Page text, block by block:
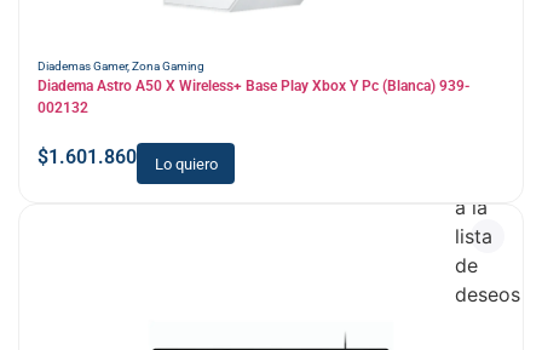
Diademas Gamer,Zona Gaming
Diadema Astro A50 X Wireless+ Base Play Xbox Y Pc (Blanca) 939-
002132
$1.601.860 Lo quiero
a la
lista
de
deseos